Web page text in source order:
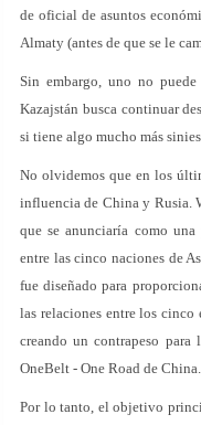
de oficial de asuntos
Almaty (antes de que se le
Sin embargo, uno no
Kazajstán busca continuar
si tiene algo mucho más
No olvidemos que en los
influencia de China y Rusia.
que se anunciaría como
entre las cinco naciones de
fue diseñado para
las relaciones entre los
creando un contrapeso
OneBelt - One Road de China.
Por lo tanto, el objetivo